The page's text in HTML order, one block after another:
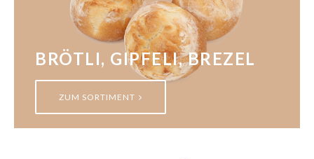
BRÖTLI, GIPFELI, BREZEL
ZUM SORTIMENT